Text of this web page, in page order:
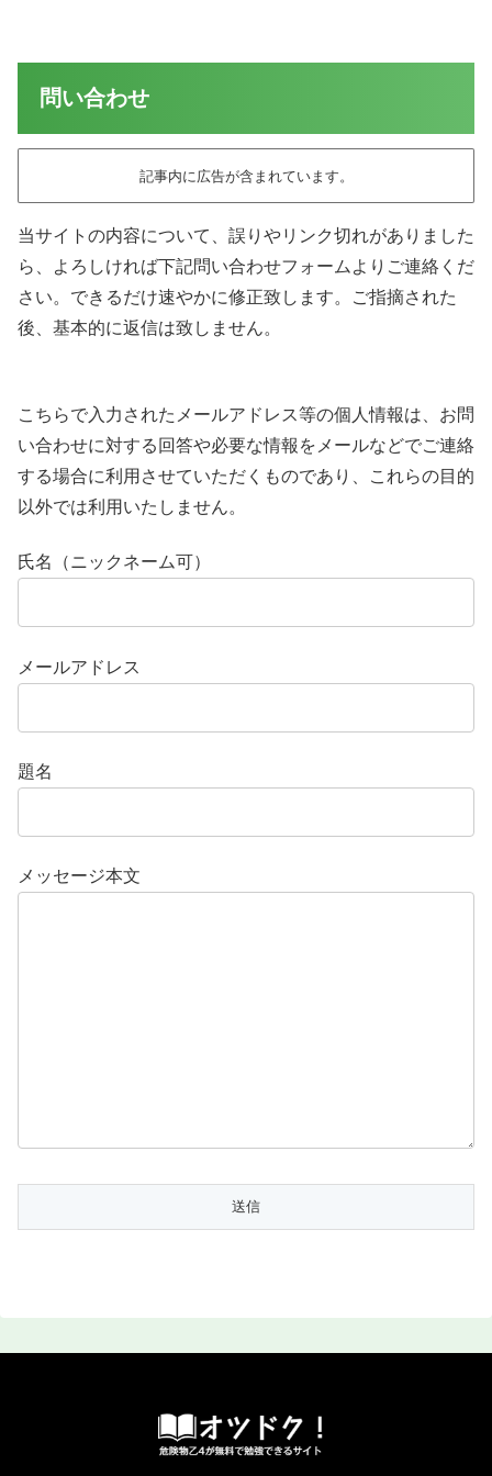
問い合わせ
記事内に広告が含まれています。
当サイトの内容について、誤りやリンク切れがありました
ら、よろしければ下記問い合わせフォームよりご連絡くだ
さい。できるだけ速やかに修正致します。
ご指摘された
後、基本的に返信は致しません。
こちらで入力されたメールアドレス等の個人情報は、お問
い合わせに対する回答や必要な情報をメールなどでご連絡
する場合に利用させていただくものであり、これらの目的
以外では利用いたしません。
氏名（ニックネーム可）
メールアドレス
題名
メッセージ本文